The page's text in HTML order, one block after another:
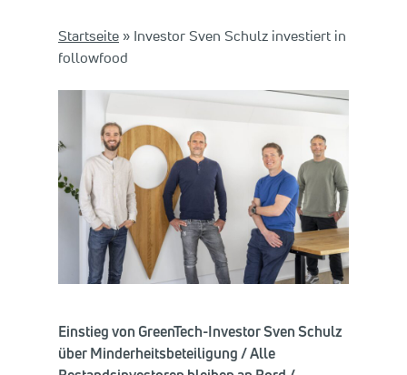
Startseite » Investor Sven Schulz investiert in
followfood
Einstieg von GreenTech-Investor Sven Schulz
über Minderheitsbeteiligung / Alle